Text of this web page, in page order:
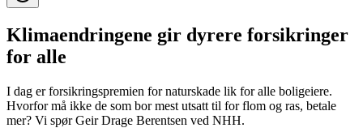
Klimaendringene gir dyrere forsikringer
for alle
I dag er forsikringspremien for naturskade lik for alle boligeiere.
Hvorfor må ikke de som bor mest utsatt til for flom og ras, betale
mer? Vi spør Geir Drage Berentsen ved NHH.